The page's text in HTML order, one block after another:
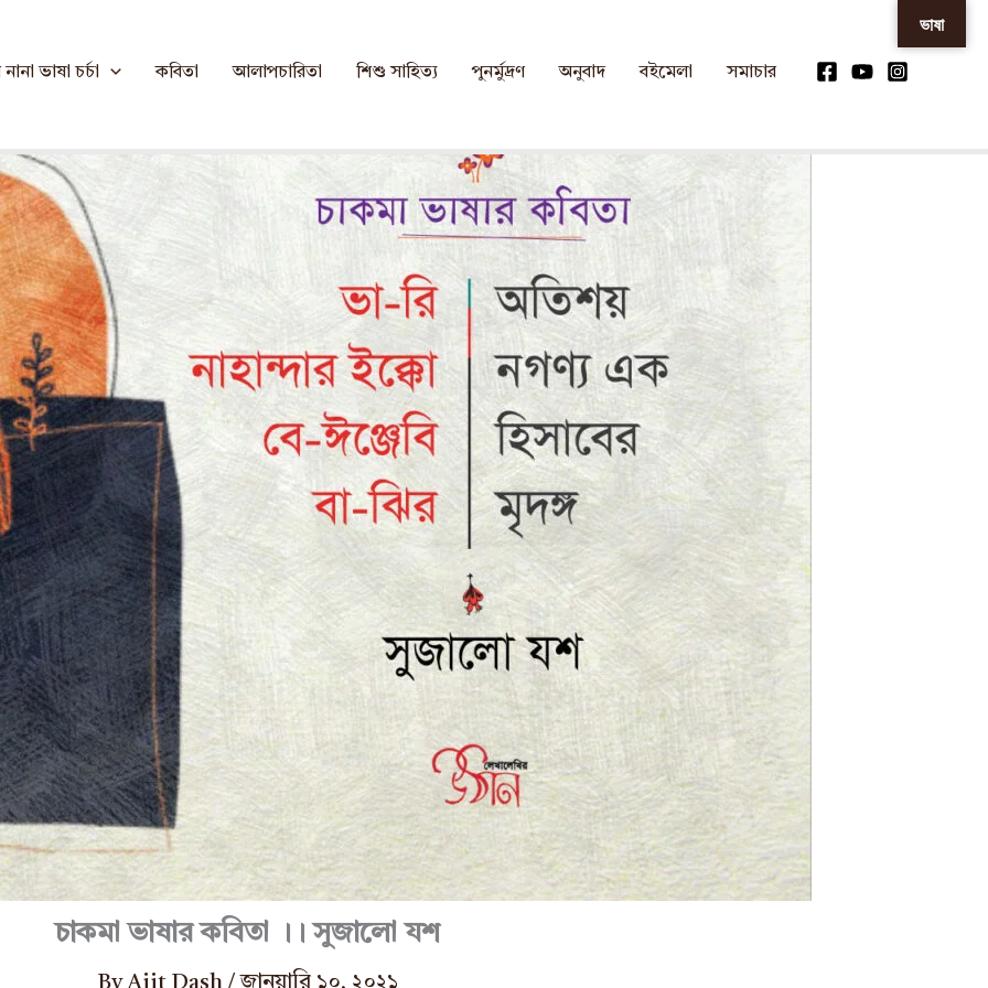
ভাষা চর্চা কবিতা আলাপচারিতা শিশু সাহিত্য পুনর্মুদ্রণ অনুবাদ বইমেলা সমাচার
চাকমা ভাষার কবিতা ।। সুজালো যশ
By Ajit Dash / জানুয়ারি ১০, ২০২১
ভাষা